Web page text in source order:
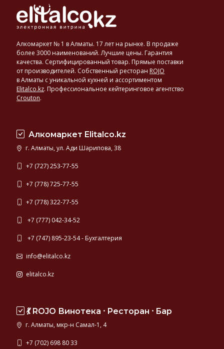
Алкомаркет № 1 в Алматы. 17 лет на рынке. В продаже
более 3000 наименований. Лучшие цены. Гарантия
качества. Сертифицированный товар. Прямые поставки
от производителей. Собственный ресторан ROJO
в Алматы с уникальной кухней и ассортиментом
Elitalco.kz. Профессиональное кейтеринговое агентство
Crouton.
Алкомаркет Elitalco.kz
г. Алматы, ул. Ади Шарипова, 38
+7 (727) 253-77-55
+7 (778) 725-77-55
+7 (778) 322-77-55
+7 (777) 042-34-52
+7 (747) 895-23-54 - Бухгалтерия
info@elitalco.kz
elitalco.kz
💃 ROJO Винотека ⸱ Ресторан ⸱ Бар
г. Алматы, мкр-н Самал-1, 4
+7 (702) 698 80 33